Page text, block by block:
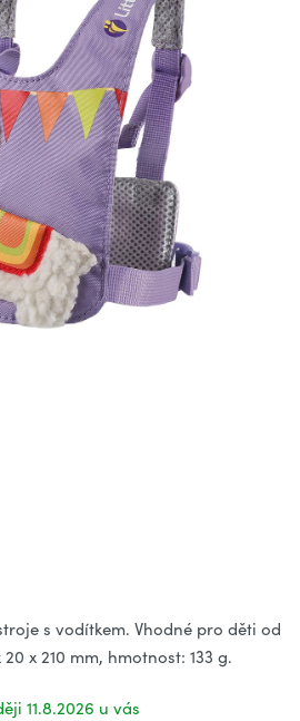
s vodítkem. Vhodné pro děti od
x 210 mm, hmotnost: 133 g.
11.8.2026